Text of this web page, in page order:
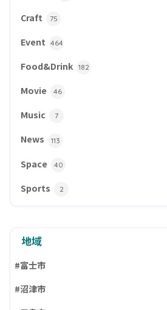
Craft 75
Event 464
Food&Drink 182
Movie 46
Music 7
News 113
Space 40
Sports 2
地域
#富士市
#沼津市